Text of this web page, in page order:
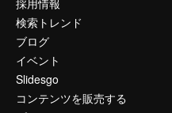
採用情報
検索トレンド
ブログ
イベント
Slidesgo
コンテンツを販売する